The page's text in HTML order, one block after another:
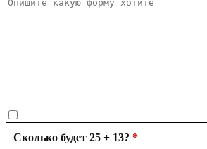
Сколько будет 25 + 13? *